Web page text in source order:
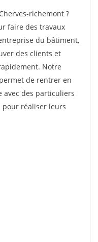
richemont ?
faire des travaux
du bâtiment,
des clients et
Notre
de rentrer en
avec des particuliers
pour réaliser leurs